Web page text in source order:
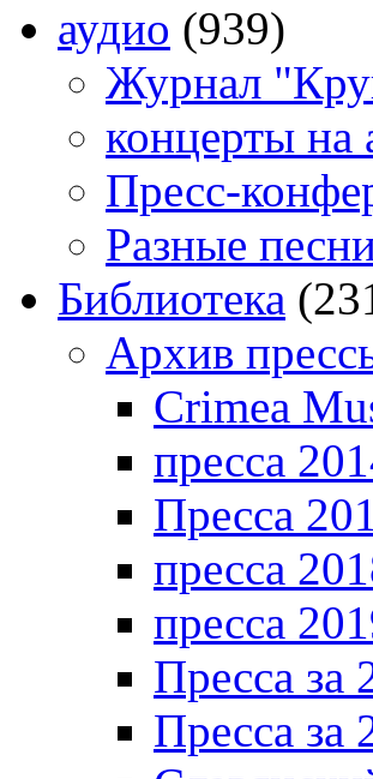
аудио (939)
Журнал
концерты на
Пресс-
Разные
Библиотека
Архив
Crimea
пресса
Пресса
пресса
пресса
Пресса за
Пресса за